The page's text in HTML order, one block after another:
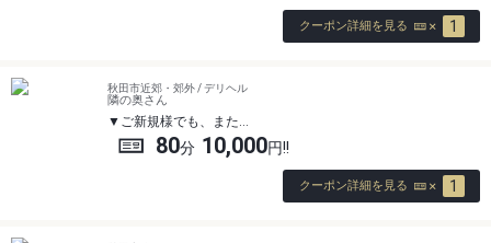
クーポン詳細を見る 1
秋田市近郊・郊外 / デリヘル
隣の奥さん
ご新規様でも、また…
80 10,000
クーポン詳細を見る 1